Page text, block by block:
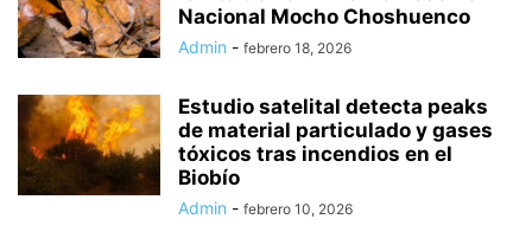
Nacional Mocho Choshuenco
Admin - febrero 18, 2026
Estudio satelital detecta peaks
de material particulado y gases
tóxicos tras incendios en el
Biobío
Admin - febrero 10, 2026